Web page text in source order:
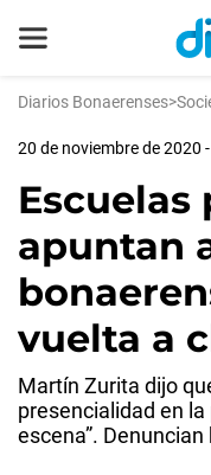
Diarios Bonaerenses>
20 de noviembre de 2020 -
Escuelas
apuntan
vuelta a
Martín Zurita dijo
presencialidad en
escena”.